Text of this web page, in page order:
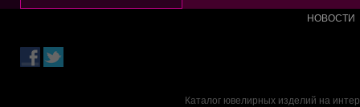
НОВОСТИ
Каталог ювелирных изделий на